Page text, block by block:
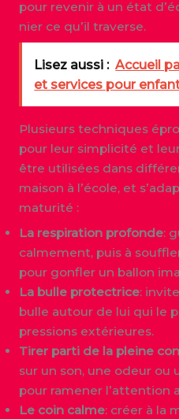
pour revenir à un état
nier ce qu’il traverse.
Lisez aussi : Accueil
et services pour
Plusieurs techniques
pour leur simplicité et
être utilisées dans
maison à l’école, et
maturité :
La respiration profonde:
calmement, puis à
pour gonfler un ballon
La bulle protectrice:
bulle autour de lui qui le
pressions extérieures.
Tirer parti de la pleine
sur un son, une odeur ou
pour ramener l’attention
Le coin calme: créer à la